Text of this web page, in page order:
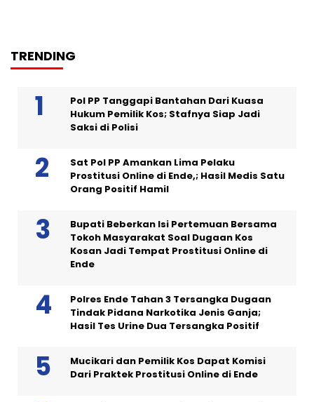
TRENDING
Pol PP Tanggapi Bantahan Dari Kuasa
Hukum Pemilik Kos; Stafnya Siap Jadi
Saksi di Polisi
Sat Pol PP Amankan Lima Pelaku
Prostitusi Online di Ende,; Hasil Medis Satu
Orang Positif Hamil
Bupati Beberkan Isi Pertemuan Bersama
Tokoh Masyarakat Soal Dugaan Kos
Kosan Jadi Tempat Prostitusi Online di
Ende
Polres Ende Tahan 3 Tersangka Dugaan
Tindak Pidana Narkotika Jenis Ganja;
Hasil Tes Urine Dua Tersangka Positif
Mucikari dan Pemilik Kos Dapat Komisi
Dari Praktek Prostitusi Online di Ende